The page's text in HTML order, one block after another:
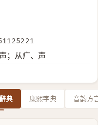
；从疒、声
典 康熙字典 音韵方